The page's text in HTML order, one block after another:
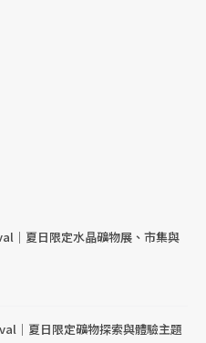
｜夏日限定水晶礦物展、市集與
｜夏日限定礦物探索與體驗主題